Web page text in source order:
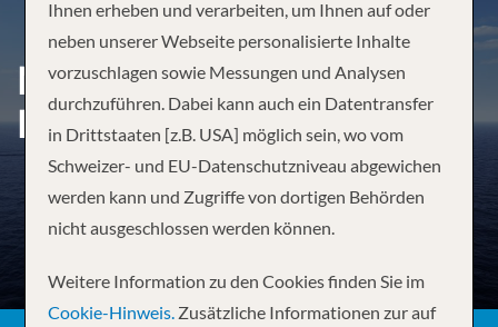
MITTELMEER AB
BARCELONA
Ihnen erheben und verarbeiten, um Ihnen auf oder
neben unserer Webseite personalisierte Inhalte
vorzuschlagen sowie Messungen und Analysen
durchzuführen. Dabei kann auch ein Datentransfer
in Drittstaaten [z.B. USA] möglich sein, wo vom
Schweizer- und EU-Datenschutzniveau abgewichen
werden kann und Zugriffe von dortigen Behörden
nicht ausgeschlossen werden können.
Weitere Information zu den Cookies finden Sie im
Cookie-Hinweis. Zusätzliche Informationen zur auf